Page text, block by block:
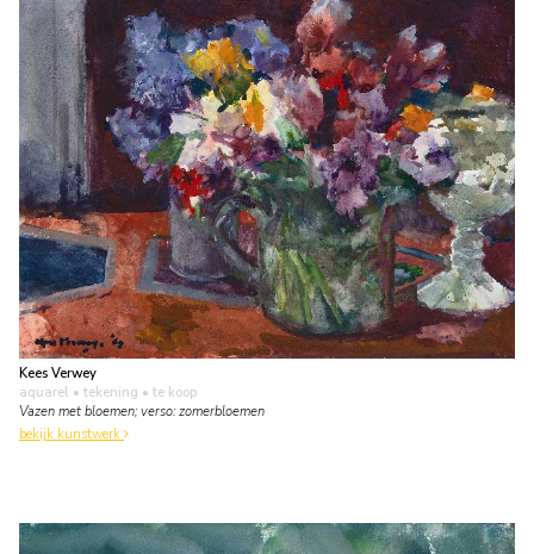
Kees Verwey
aquarel • tekening • te koop
Vazen met bloemen; verso: zomerbloemen
bekijk kunstwerk